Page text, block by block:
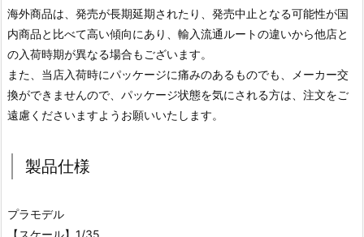
海外商品は、発売が長期延期されたり、発売中止となる可能性が国
内商品と比べて高い傾向にあり、輸入流通ルートの違いから他店と
の入荷時期が異なる場合もございます。
また、当店入荷時にパッケージに痛みのあるものでも、メーカー交
換ができませんので、パッケージ状態を気にされる方は、注文をご
遠慮くださいますようお願いいたします。
製品仕様
プラモデル
【スケール】1/35